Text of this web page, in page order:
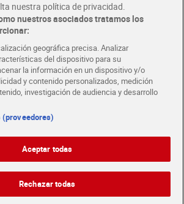
mes de tus compras.
crédito aquí!
COMER MEJOR CADA DIA
ABRE TU TIENDA DIA CORPORATE
Política de cookies
nuestra política de privacidad.
nuestros asociados tratamos los
geográfica precisa. Analizar
del dispositivo para su
la información en un dispositivo y/o
y contenido personalizados, medición
investigación de audiencia y desarrollo
Aceptar todas
Rechazar todas